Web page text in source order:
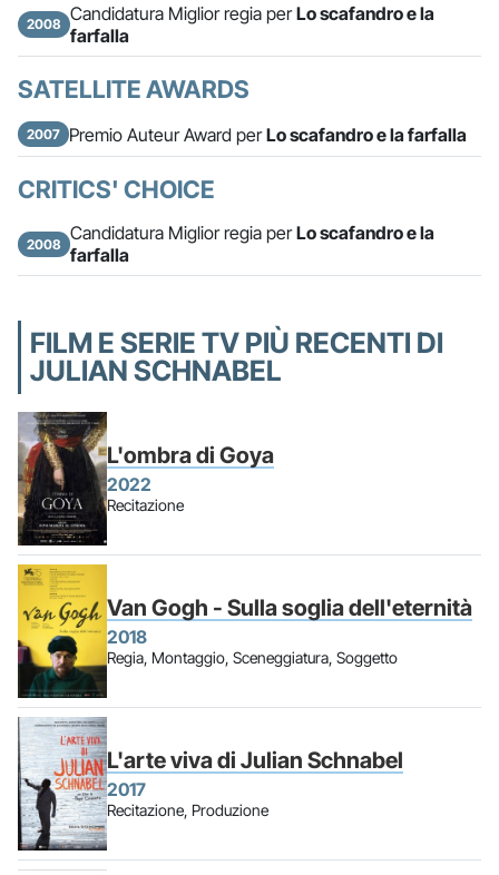
2008 Candidatura Miglior regia perLo scafandro e la
farfalla
SATELLITE AWARDS
2007 Premio Auteur Award perLo scafandro e la farfalla
CRITICS' CHOICE
2008 Candidatura Miglior regia perLo scafandro e la
farfalla
FILM E SERIE TV PIÙ RECENTI DI
JULIAN SCHNABEL
L'ombra di Goya
2022
Recitazione
Van Gogh - Sulla soglia dell'eternità
2018
Regia, Montaggio, Sceneggiatura, Soggetto
L'arte viva di Julian Schnabel
2017
Recitazione, Produzione